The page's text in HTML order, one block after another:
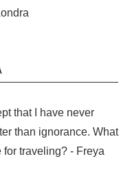
that I have never
than ignorance. What
for traveling? - Freya